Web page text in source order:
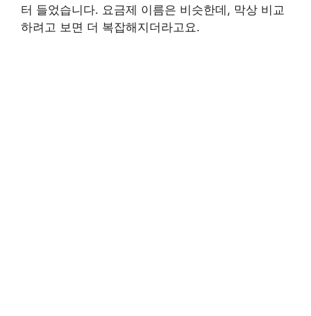
터 들었습니다. 요금제 이름은 비슷한데, 막상 비교
하려고 보면 더 복잡해지더라고요.